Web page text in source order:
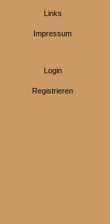
Links
Impressum
Login
Registrieren